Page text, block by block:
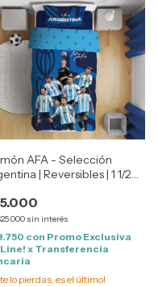
AFA - Selección
| Reversibles | 1 1/2
sin interés
con Promo Exclusiva
Line! x Transferencia
te lo pierdas, es el último!